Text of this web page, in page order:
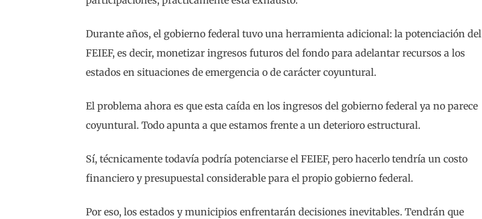
Durante años, el gobierno federal tuvo una herramienta adicional: la potenciación del
FEIEF, es decir, monetizar ingresos futuros del fondo para adelantar recursos a los
estados en situaciones de emergencia o de carácter coyuntural.
El problema ahora es que esta caída en los ingresos del gobierno federal ya no parece
coyuntural. Todo apunta a que estamos frente a un deterioro estructural.
Sí, técnicamente todavía podría potenciarse el FEIEF, pero hacerlo tendría un costo
financiero y presupuestal considerable para el propio gobierno federal.
Por eso, los estados y municipios enfrentarán decisiones inevitables. Tendrán que